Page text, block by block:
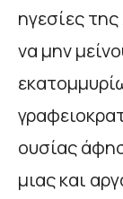
ηγεσίες
να μην
ουσίας
μιας και